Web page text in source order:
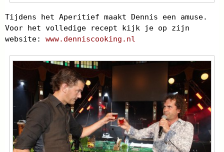
Tijdens het Aperitief maakt Dennis een amuse.
Voor het volledige recept kijk je op zijn
website: www.denniscooking.nl